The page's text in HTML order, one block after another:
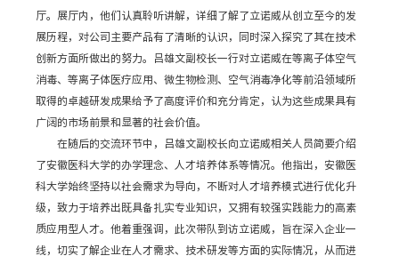
厅。展厅内，他们认真聆听讲解，详细了解了立诺威从创立至今的发
展历程，对公司主要产品有了清晰的认识，同时深入探究了其在技术
创新方面所做出的努力。吕雄文副校长一行对立诺威在等离子体空气
消毒、等离子体医疗应用、微生物检测、空气消毒净化等前沿领域所
取得的卓越研发成果给予了高度评价和充分肯定，认为这些成果具有
广阔的市场前景和显著的社会价值。
在随后的交流环节中，吕雄文副校长向立诺威相关人员简要介绍
了安徽医科大学的办学理念、人才培养体系等情况。他指出，安徽医
科大学始终坚持以社会需求为导向，不断对人才培养模式进行优化升
级，致力于培养出既具备扎实专业知识，又拥有较强实践能力的高素
质应用型人才。他着重强调，此次带队到访立诺威，旨在深入企业一
线，切实了解企业在人才需求、技术研发等方面的实际情况，从而进